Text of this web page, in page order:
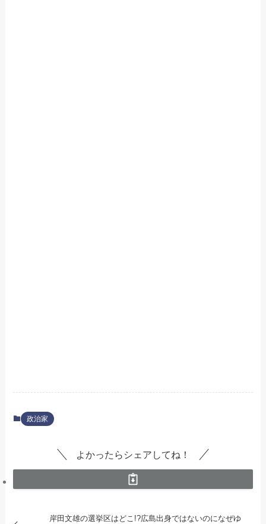
政治家
よかったらシェアしてね！
岸田文雄の選挙区はどこ!?広島出身ではないのになぜゆ